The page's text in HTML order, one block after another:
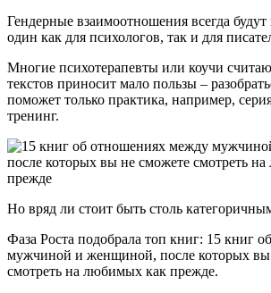
Гендерные взаимоотношения всегда
один как для психологов, так и для
Многие психотерапевты или коучи
текстов приносит мало пользы –
поможет только практика, например,
тренинг.
Но вряд ли стоит быть столь
Фаза Роста подобрала топ книг: 15 книг
мужчиной и женщиной, после которых вы
смотреть на любимых как прежде.